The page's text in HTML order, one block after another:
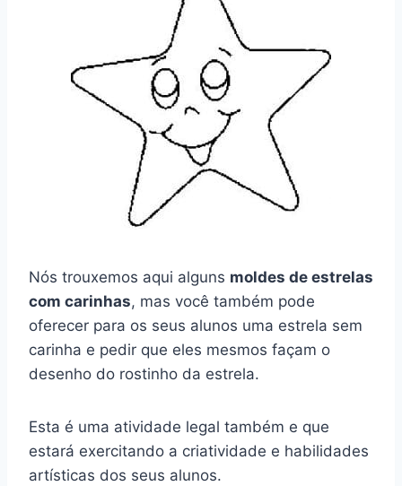
Nós trouxemos aqui alguns moldes de estrelas
com carinhas, mas você também pode
oferecer para os seus alunos uma estrela sem
carinha e pedir que eles mesmos façam o
desenho do rostinho da estrela.
Esta é uma atividade legal também e que
estará exercitando a criatividade e habilidades
artísticas dos seus alunos.